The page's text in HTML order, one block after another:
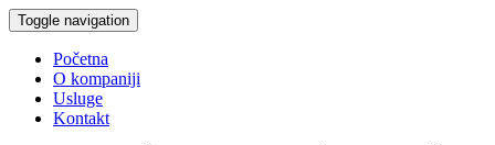
Toggle navigation
Početna
O kompaniji
Usluge
Kontakt